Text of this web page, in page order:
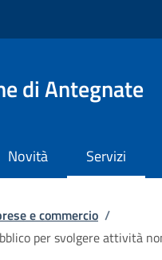
di Antegnate
Novità Servizi
e commercio /
per svolgere attività